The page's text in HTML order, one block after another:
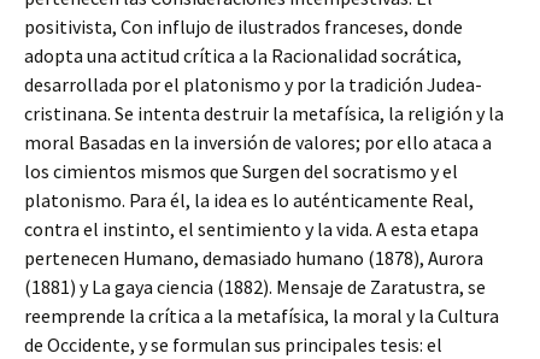
positivista, Con influjo de ilustrados franceses, donde
adopta una actitud crítica a la Racionalidad socrática,
desarrollada por el platonismo y por la tradición Judea-
cristinana. Se intenta destruir la metafísica, la religión y la
moral Basadas en la inversión de valores; por ello ataca a
los cimientos mismos que Surgen del socratismo y el
platonismo. Para él, la idea es lo auténticamente Real,
contra el instinto, el sentimiento y la vida. A esta etapa
pertenecen Humano, demasiado humano (1878), Aurora
(1881) y La gaya ciencia (1882). Mensaje de Zaratustra, se
reemprende la crítica a la metafísica, la moral y la Cultura
de Occidente, y se formulan sus principales tesis: el